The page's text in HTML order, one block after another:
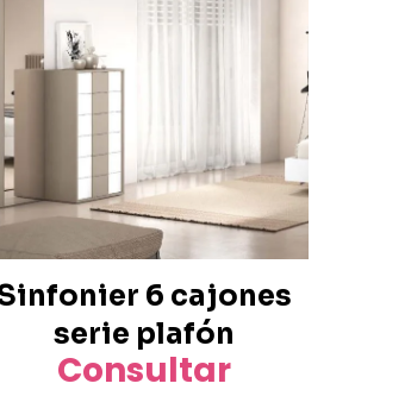
6 cajones
serie plafón
Consultar